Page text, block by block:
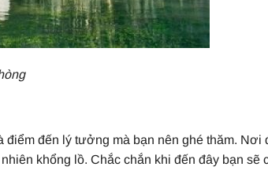
đến lý tưởng mà bạn nên ghé thăm. Nơi
khổng lồ. Chắc chắn khi đến đây bạn sẽ